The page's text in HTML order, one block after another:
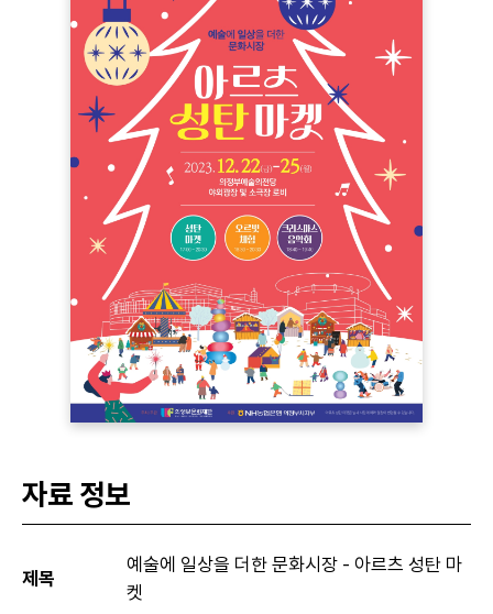
자료 정보
제목
예술에 일상을 더한 문화시장 - 아르츠 성탄 마
켓